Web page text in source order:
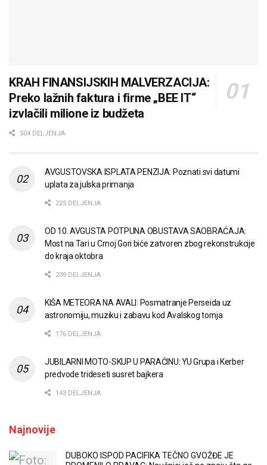
KRAH FINANSIJSKIH MALVERZACIJA:
Preko lažnih faktura i firme „BEE IT“
izvlačili milione iz budžeta
504 DELJENJA
AVGUSTOVSKA ISPLATA PENZIJA: Poznati svi datumi
uplata za julska primanja
225 DELJENJA
OD 10. AVGUSTA POTPUNA OBUSTAVA SAOBRAĆAJA:
Most na Tari u Crnoj Gori biće zatvoren zbog rekonstrukcije
do kraja oktobra
239 DELJENJA
KIŠA METEORA NA AVALI: Posmatranje Perseida uz
astronomiju, muziku i zabavu kod Avalskog tornja
176 DELJENJA
JUBILARNI MOTO-SKUP U PARAĆINU: YU Grupa i Kerber
predvode trideseti susret bajkera
143 DELJENJA
Najnovije
DUBOKO ISPOD PACIFIKA TEČNO GVOŽĐE JE